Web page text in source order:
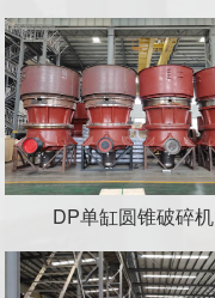
DP单缸圆锥破碎机